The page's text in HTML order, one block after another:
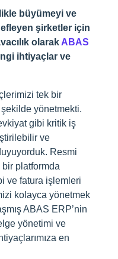
büyümeyi ve
şirketler için
olarak ABAS
ihtiyaçlar ve
tek bir
yönetmekti.
gibi kritik iş
ve
Resmi
bir platformda
ve fatura işlemleri
kolayca yönetmek
ABAS ERP’nin
yönetimi ve
en